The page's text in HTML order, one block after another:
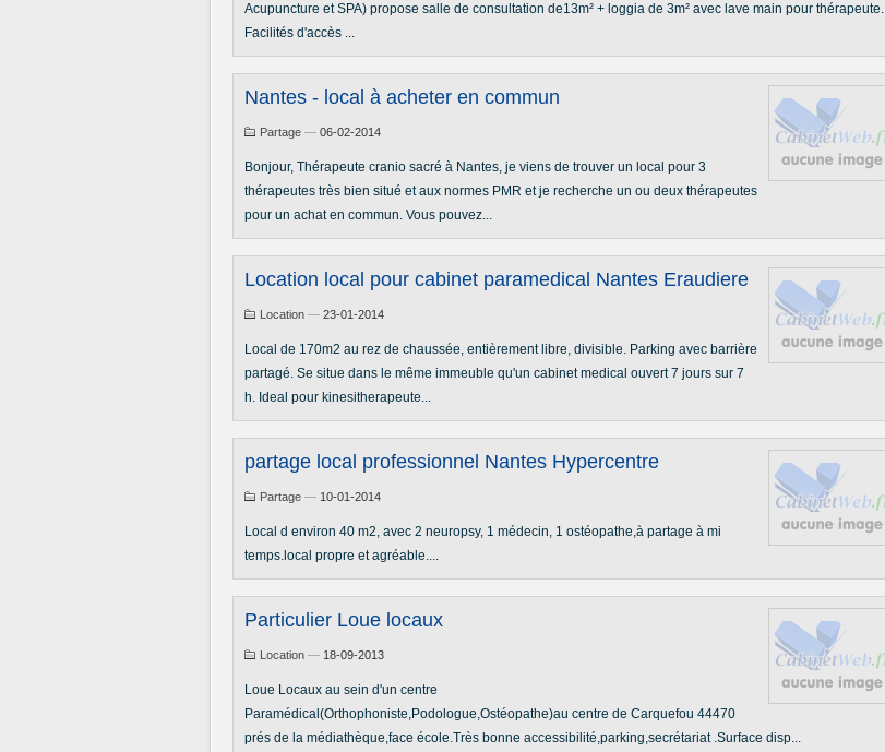
Acupuncture et SPA) propose salle de consultation de13m² + loggia de 3m² avec lave main pour thérapeute.
Facilités d'accès ...
Nantes - local à acheter en commun
Partage — 06-02-2014
Bonjour, Thérapeute cranio sacré à Nantes, je viens de trouver un local pour 3
thérapeutes très bien situé et aux normes PMR et je recherche un ou deux thérapeutes
pour un achat en commun. Vous pouvez...
Location local pour cabinet paramedical Nantes Eraudiere
Location — 23-01-2014
Local de 170m2 au rez de chaussée, entièrement libre, divisible. Parking avec barrière
partagé. Se situe dans le même immeuble qu'un cabinet medical ouvert 7 jours sur 7
h. Ideal pour kinesitherapeute...
partage local professionnel Nantes Hypercentre
Partage — 10-01-2014
Local d environ 40 m2, avec 2 neuropsy, 1 médecin, 1 ostéopathe,à partage à mi
temps.local propre et agréable....
Particulier Loue locaux
Location — 18-09-2013
Loue Locaux au sein d'un centre
Paramédical(Orthophoniste,Podologue,Ostéopathe)au centre de Carquefou 44470
prés de la médiathèque,face école.Très bonne accessibilité,parking,secrétariat .Surface disp...